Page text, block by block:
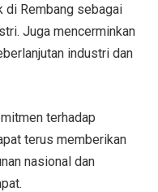
di Rembang sebagai
Juga mencerminkan
industri dan
terhadap
terus memberikan
nasional dan